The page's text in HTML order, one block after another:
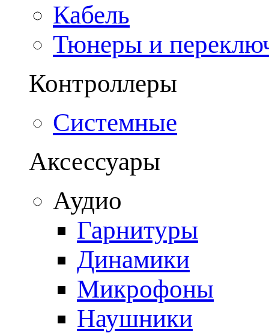
Кабель
Тюнеры и
Контроллеры
Системные
Аксессуары
Аудио
Гарнитуры
Динамики
Микрофоны
Наушники